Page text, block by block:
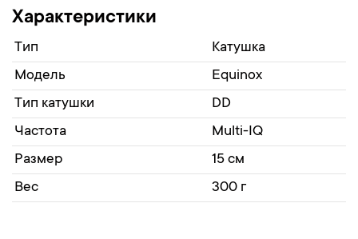
Характеристики
Тип
Катушка
Модель
Equinox
Тип катушки
DD
Частота
Multi-IQ
Размер
15 см
Вес
300 г